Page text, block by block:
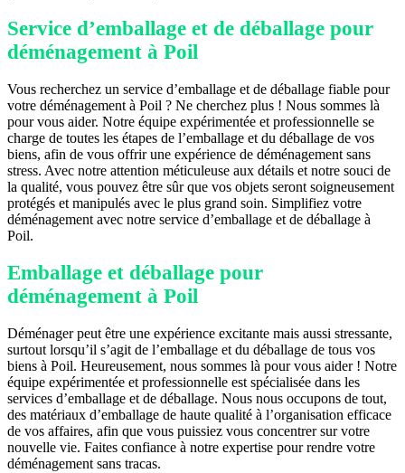
Service d’emballage et de déballage pour
déménagement à Poil
Vous recherchez un service d’emballage et de déballage fiable pour
votre déménagement à Poil ? Ne cherchez plus ! Nous sommes là
pour vous aider. Notre équipe expérimentée et professionnelle se
charge de toutes les étapes de l’emballage et du déballage de vos
biens, afin de vous offrir une expérience de déménagement sans
stress. Avec notre attention méticuleuse aux détails et notre souci de
la qualité, vous pouvez être sûr que vos objets seront soigneusement
protégés et manipulés avec le plus grand soin. Simplifiez votre
déménagement avec notre service d’emballage et de déballage à
Poil.
Emballage et déballage pour
déménagement à Poil
Déménager peut être une expérience excitante mais aussi stressante,
surtout lorsqu’il s’agit de l’emballage et du déballage de tous vos
biens à Poil. Heureusement, nous sommes là pour vous aider ! Notre
équipe expérimentée et professionnelle est spécialisée dans les
services d’emballage et de déballage. Nous nous occupons de tout,
des matériaux d’emballage de haute qualité à l’organisation efficace
de vos affaires, afin que vous puissiez vous concentrer sur votre
nouvelle vie. Faites confiance à notre expertise pour rendre votre
déménagement sans tracas.